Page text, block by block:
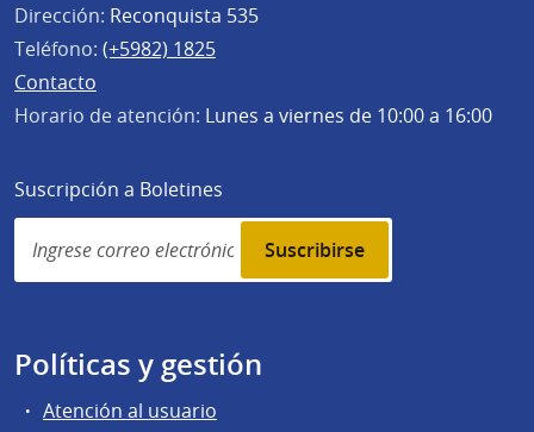
Dirección: Reconquista 535
Teléfono: (+5982) 1825
Contacto
Horario de atención: Lunes a viernes de 10:00 a 16:00
Suscripción a Boletines
Simplenews
subscription
Políticas y gestión
Atención al usuario